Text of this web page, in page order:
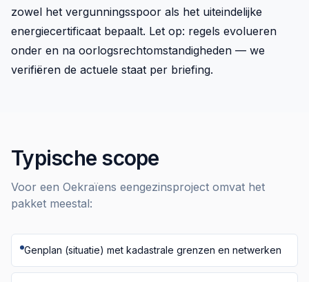
zowel het vergunningsspoor als het uiteindelijke
energiecertificaat bepaalt. Let op: regels evolueren
onder en na oorlogsrechtomstandigheden — we
verifiëren de actuele staat per briefing.
Typische scope
Voor een Oekraïens eengezinsproject omvat het
pakket meestal:
Genplan (situatie) met kadastrale grenzen en netwerken